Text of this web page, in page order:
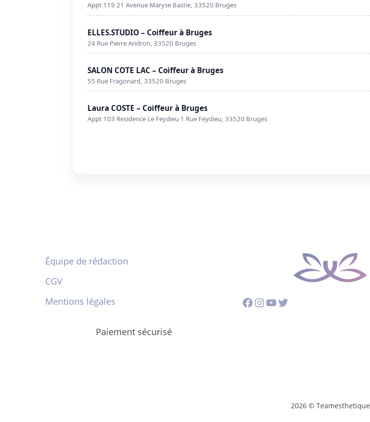
Appt 119 21 Avenue Maryse Bastie, 33520 Bruges
ELLES.STUDIO – Coiffeur à Bruges
24 Rue Pierre Andron, 33520 Bruges
SALON COTE LAC – Coiffeur à Bruges
55 Rue Fragonard, 33520 Bruges
Laura COSTE – Coiffeur à Bruges
Appt 103 Residence Le Feydieu 1 Rue Feydieu, 33520 Bruges
Équipe de rédaction
CGV
Mentions légales
Paiement sécurisé
Facebook
Instagram
YouTube
Twitter
2026 © Teamesthetique